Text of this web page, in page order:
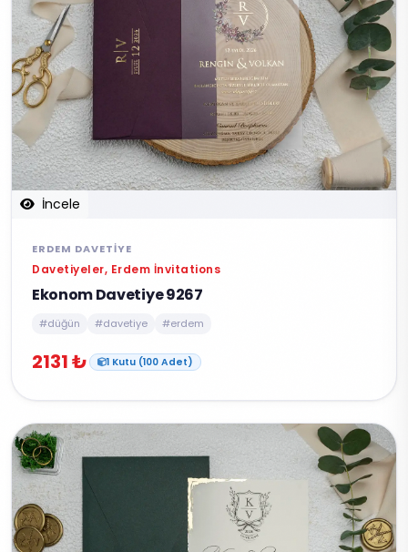
İncele
ERDEM DAVETIYE
Davetiyeler, Erdem İnvitations
Ekonom Davetiye 9267
#düğün #davetiye #erdem
2131 ₺ 1 Kutu (100 Adet)